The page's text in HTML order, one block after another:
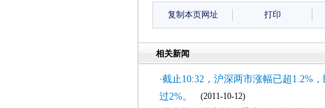
复制本页网址 打印
相关新闻
·截止10:32，沪深两市涨幅已超1.2%
过2%。
(2011-10-12)